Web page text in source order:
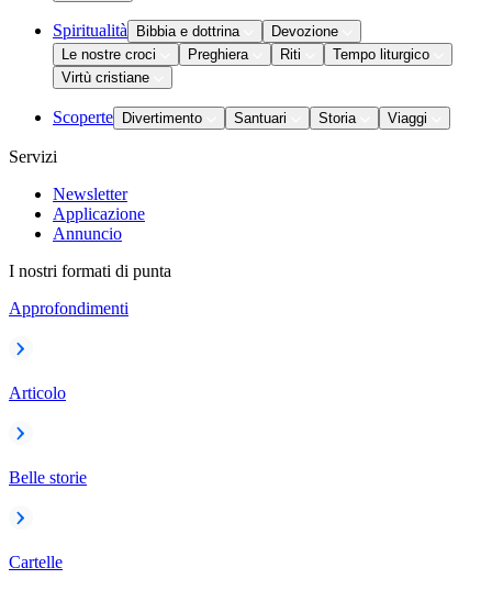
Spiritualità Bibbia e dottrina
Devozione
Le nostre croci
Preghiera Riti
Tempo liturgico
Virtù cristiane
Scoperte Divertimento Santuari Storia Viaggi
Servizi
Newsletter
Applicazione
Annuncio
I nostri formati di punta
Approfondimenti
Articolo
Belle storie
Cartelle